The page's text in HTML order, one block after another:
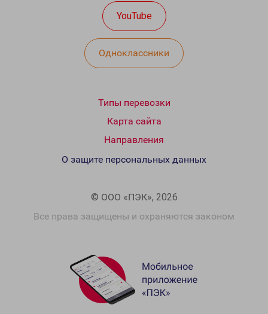
YouTube
Одноклассники
Типы перевозки
Карта сайта
Направления
© ООО «ПЭК», 2026
Все права защищены и охраняются законом
О защите персональных данных